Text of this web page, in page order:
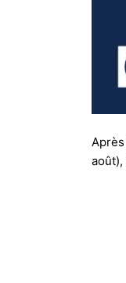
Après
août),